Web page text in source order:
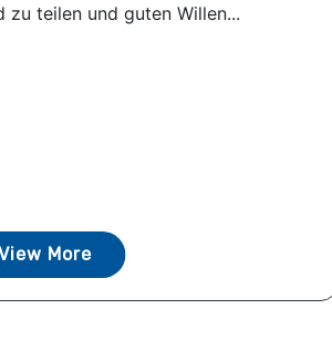
zu teilen und guten Willen...
More